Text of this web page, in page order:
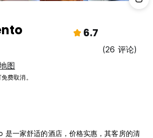
6.7
(26 评论)
图
费取消。
一家舒适的酒店，价格实惠，其客房的清